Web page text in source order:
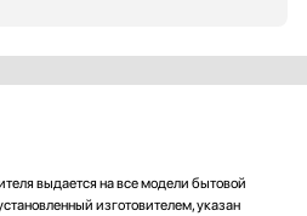
выдается на все модели бытовой
изготовителем, указан